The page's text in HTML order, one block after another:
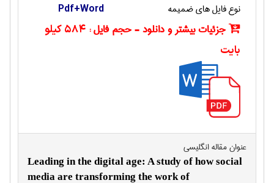
نوع فایل های ضمیمه Pdf+Word
جزئیات بیشتر و دانلود - حجم فایل :
584 کیلو
بایت
عنوان مقاله انگليسی
Leading in the digital age: A study of how social
media are transforming the work of